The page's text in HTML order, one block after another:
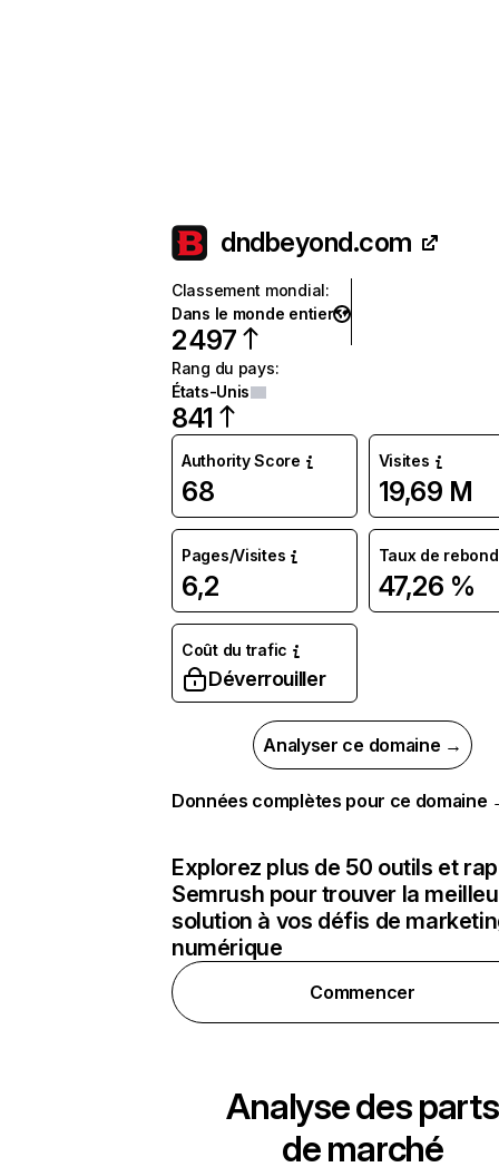
dndbeyond.com
Classement mondial:
Dans le monde entier
2 497
Rang du pays:
États-Unis
841
Authority Score
68
Visites
19,69 M
Pages/Visites
6,2
Taux de rebond
47,26 %
Coût du trafic
Déverrouiller
Analyser ce domaine →
Données complètes pour ce domaine
Explorez plus de 50 outils et
Semrush pour trouver la
solution à vos défis de
numérique
Commencer
Analyse des parts
de marché